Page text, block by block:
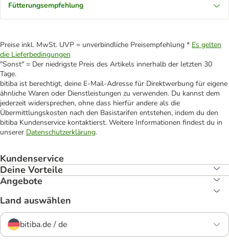
Fütterungsempfehlung
Preise inkl. MwSt. UVP = unverbindliche Preisempfehlung * Es gelten
die Lieferbedingungen
"Sonst" = Der niedrigste Preis des Artikels innerhalb der letzten 30
Tage.
bitiba ist berechtigt, deine E-Mail-Adresse für Direktwerbung für eigene
ähnliche Waren oder Dienstleistungen zu verwenden. Du kannst dem
jederzeit widersprechen, ohne dass hierfür andere als die
Übermittlungskosten nach den Basistarifen entstehen, indem du den
bitiba Kundenservice kontaktierst. Weitere Informationen findest du in
unserer Datenschutzerklärung.
Kundenservice
Deine Vorteile
Angebote
Land auswählen
bitiba.de / de